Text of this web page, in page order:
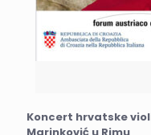
Koncert hrvatske